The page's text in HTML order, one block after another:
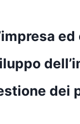
dei